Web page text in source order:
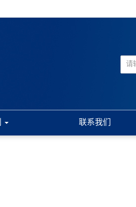
联系我们